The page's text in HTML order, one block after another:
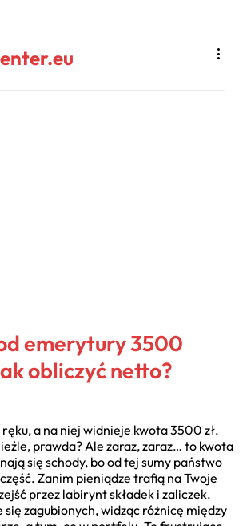
emerytury 3500
obliczyć netto?
ręku, a na niej widnieje kwota 3500 zł.
prawda? Ale zaraz, zaraz… to kwota
się schody, bo od tej sumy państwo
Zanim pieniądze trafią na Twoje
przez labirynt składek i zaliczek.
się zagubionych, widząc różnicę między